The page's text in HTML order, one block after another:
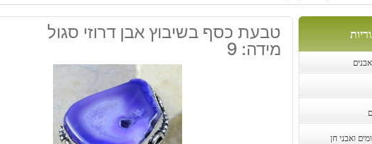
ואבני חן
טבעת כסף בשיבוץ אבן דרוזי סגול
מידה: 9